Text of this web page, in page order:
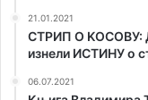
21.01.2021
СТРИП О KОСОВУ:
изнели ИСТИНУ о
06.07.2021